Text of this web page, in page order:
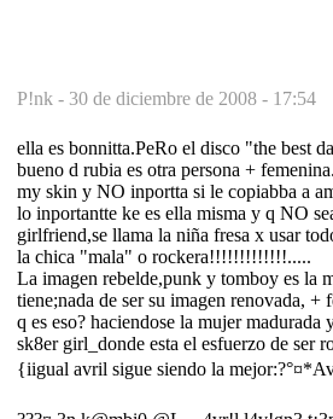
P!nk - 30 de diciembre de 2008 - 17:54
ella es bonnitta.PeRo el disco "the best
bueno d rubia es otra persona +
my skin y NO inportta si le copiabba a
lo inportantte ke es ella misma y q NO
girlfriend,se llama la niña fresa x usar
la chica "mala" o rockera!!!!!!!!!!!!!.....
La imagen rebelde,punk y tomboy es la
tiene;nada de ser su imagen renovada, +
q es eso? haciendose la mujer madurada
sk8er girl_donde esta el esfuerzo de ser
{iigual avril sigue siendo la